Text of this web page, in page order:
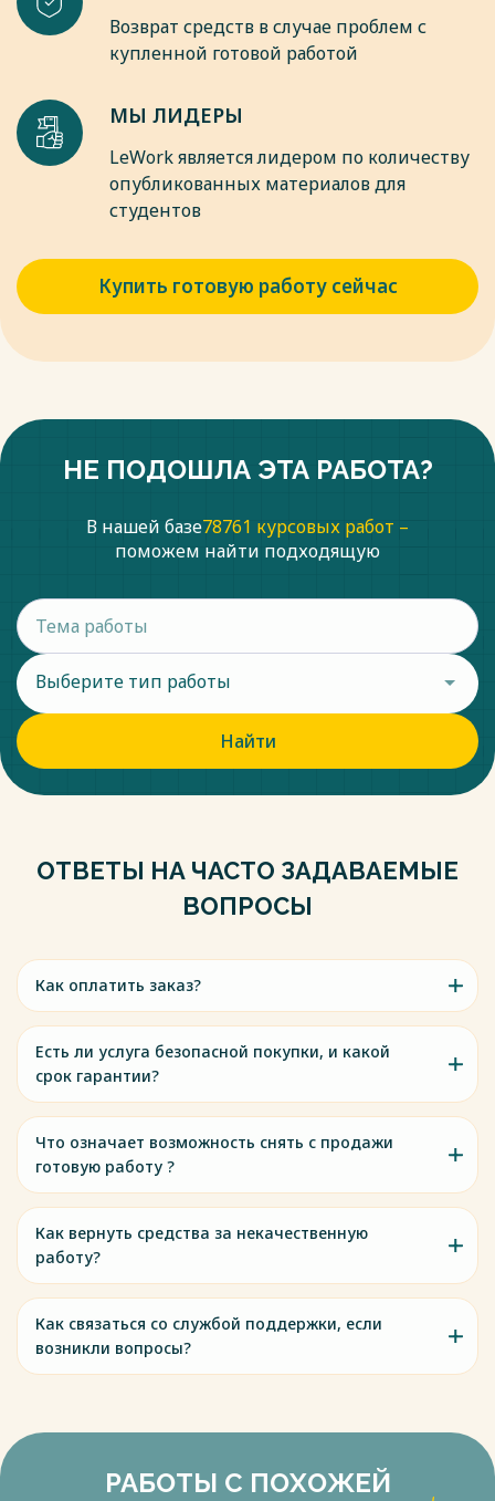
личности и коллектива // Вопросы психологической
службы, общения и руководства / А.А. Бодалев. –
Краснодар, 1987. – С. 5–14.
Весь текст будет доступен
Возврат средств в случае проблем с
купленной готовой работой
МЫ ЛИДЕРЫ
LeWork является лидером по количеству
опубликованных материалов для
студентов
Купить готовую работу сейчас
НЕ ПОДОШЛА ЭТА РАБОТА?
В нашей базе78761 курсовых работ –
поможем найти подходящую
Выберите тип работы
Найти
ОТВЕТЫ НА ЧАСТО ЗАДАВАЕМЫЕ
ВОПРОСЫ
Как оплатить заказ?
Есть ли услуга безопасной покупки, и какой
срок гарантии?
Что означает возможность снять с продажи
готовую работу ?
Как вернуть средства за некачественную
работу?
Как связаться со службой поддержки, если
возникли вопросы?
РАБОТЫ С ПОХОЖЕЙ